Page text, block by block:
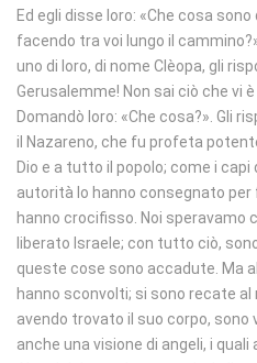
Ed egli disse loro: «Che cosa
facendo tra voi lungo il
uno di loro, di nome Clèopa, gli
Gerusalemme! Non sai ciò che vi
Domandò loro: «Che cosa?». Gli
il Nazareno, che fu profeta
Dio e a tutto il popolo; come i
autorità lo hanno consegnato
hanno crocifisso. Noi speravamo
liberato Israele; con tutto ciò,
queste cose sono accadute. Ma
hanno sconvolti; si sono recate
avendo trovato il suo corpo, sono
anche una visione di angeli, i quali